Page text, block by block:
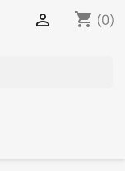
shopping_cart (0)
